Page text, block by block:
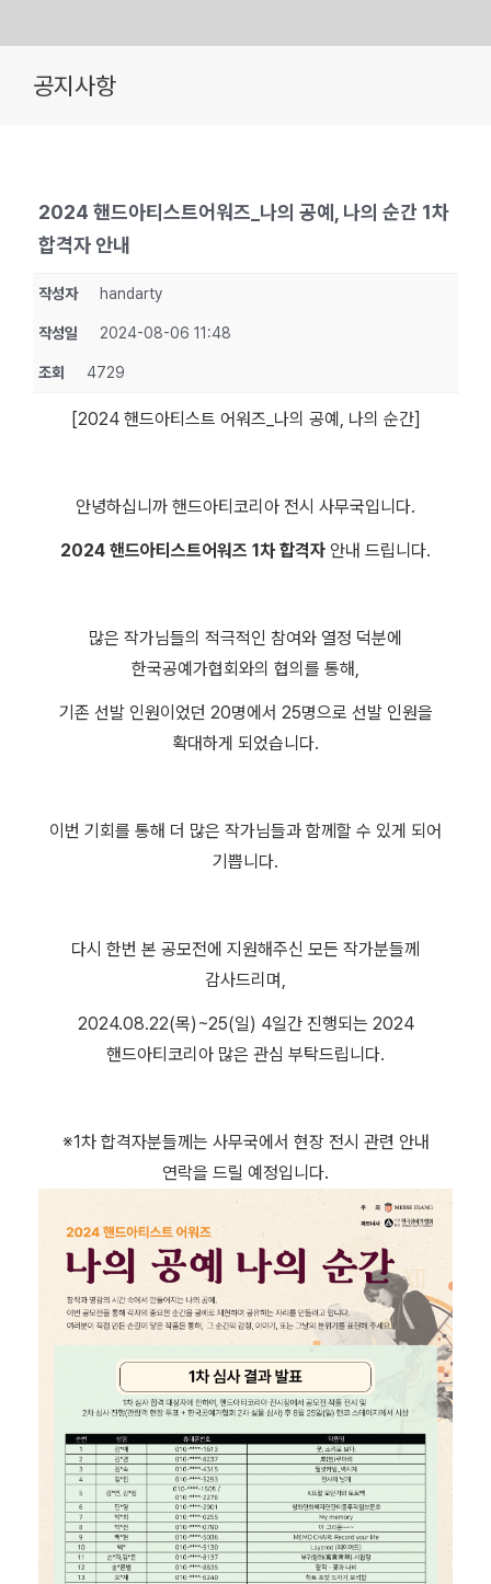
공지사항
2024 핸드아티스트어워즈_나의 공예, 나의 순간 1차
합격자 안내
작성자 handarty
작성일 2024-08-06 11:48
조회 4729
[2024 핸드아티스트 어워즈_나의 공예, 나의 순간]
안녕하십니까 핸드아티코리아 전시 사무국입니다.
2024 핸드아티스트어워즈 1차 합격자 안내 드립니다.
많은 작가님들의 적극적인 참여와 열정 덕분에
한국공예가협회와의 협의를 통해,
기존 선발 인원이었던 20명에서 25명으로 선발 인원을
확대하게 되었습니다.
이번 기회를 통해 더 많은 작가님들과 함께할 수 있게 되어
기쁩니다.
다시 한번 본 공모전에 지원해주신 모든 작가분들께
감사드리며,
2024.08.22(목)~25(일) 4일간 진행되는 2024
핸드아티코리아 많은 관심 부탁드립니다.
※1차 합격자분들께는 사무국에서 현장 전시 관련 안내
연락을 드릴 예정입니다.